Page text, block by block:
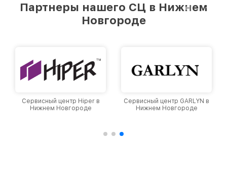
Партнеры нашего СЦ в Нижнем
Новгороде
Сервисный центр Hiper в
Нижнем Новгороде
Сервисный центр GARLYN в
Нижнем Новгороде